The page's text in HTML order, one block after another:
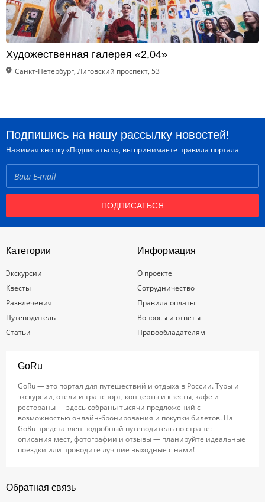
Художественная галерея «2,04»
Санкт-Петербург, Лиговский проспект, 53
Подпишись на нашу рассылку новостей!
Нажимая кнопку «Подписаться», вы принимаете правила портала
ПОДПИСАТЬСЯ
Категории
Экскурсии
Квесты
Развлечения
Путеводитель
Статьи
Информация
О проекте
Сотрудничество
Правила оплаты
Вопросы и ответы
Правообладателям
GoRu
GoRu — это портал для путешествий и отдыха в России. Туры и
экскурсии, отели и транспорт, концерты и квесты, кафе и
рестораны — здесь собраны тысячи предложений с
возможностью онлайн-бронирования и покупки билетов. На
GoRu представлен подробный путеводитель по стране:
описания мест, фотографии и отзывы — планируйте идеальные
поездки или проводите лучшие выходные с нами!
Обратная связь